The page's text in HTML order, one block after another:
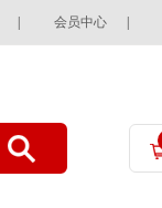
会员中心